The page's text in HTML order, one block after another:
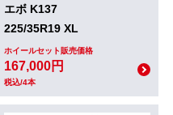
エボ K137
225/35R19 XL
ホイールセット販売価格
167,000円
税込/4本